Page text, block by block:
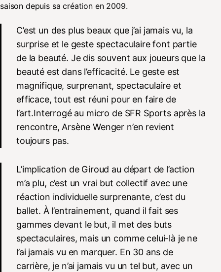
saison depuis sa création en 2009.
C’est un des plus beaux que j’ai jamais vu, la
surprise et le geste spectaculaire font partie
de la beauté. Je dis souvent aux joueurs que la
beauté est dans l’efficacité. Le geste est
magnifique, surprenant, spectaculaire et
efficace, tout est réuni pour en faire de
l’art.Interrogé au micro de SFR Sports après la
rencontre, Arsène Wenger n’en revient
toujours pas.
L’implication de Giroud au départ de l’action
m’a plu, c’est un vrai but collectif avec une
réaction individuelle surprenante, c’est du
ballet. À l’entrainement, quand il fait ses
gammes devant le but, il met des buts
spectaculaires, mais un comme celui-là je ne
l’ai jamais vu en marquer. En 30 ans de
carrière, je n’ai jamais vu un tel but, avec un